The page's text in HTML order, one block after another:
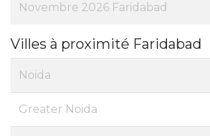
Novembre 2026 Faridabad
Villes à proximité Faridabad
Noida
Greater Noida